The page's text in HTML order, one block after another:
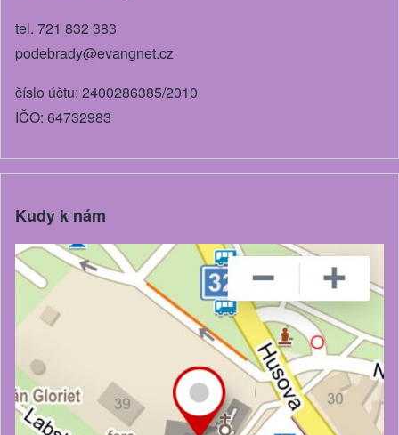
tel. 721 832 383
podebrady@evangnet.cz
číslo účtu: 2400286385/2010
IČO: 64732983
Kudy k nám